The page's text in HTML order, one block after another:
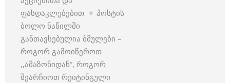
ფასდაკლებებით. ✧ პოსტის
ბოლო ნაწილში
განთავსებულია ბმულები –
როგორ გამოიწეროთ
,,ამაზონიდან”, როგორ
შეარჩიოთ რეიტინგული